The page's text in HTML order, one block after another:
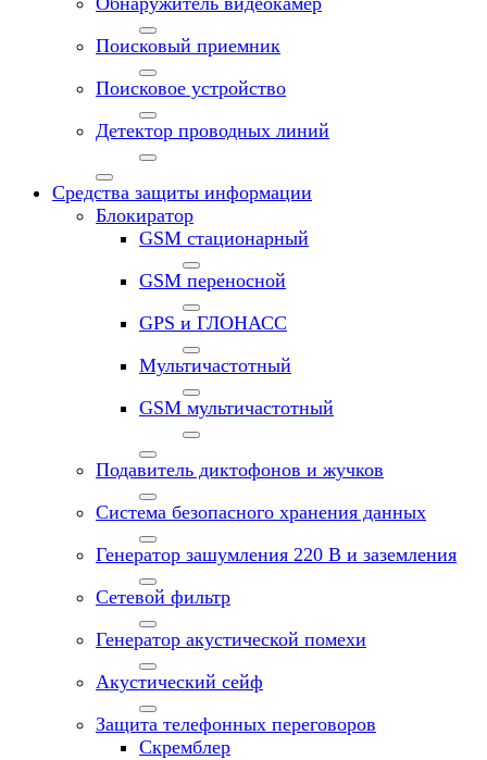
Поисковый приемник
Поисковое устройство
Детектор проводных линий
Средства защиты информации
Блокиратор
GSM стационарный
GSM переносной
GPS и ГЛОНАСС
Мультичастотный
GSM мультичастотный
Подавитель диктофонов и жучков
Система безопасного хранения данных
Генератор зашумления 220 В и заземления
Сетевой фильтр
Генератор акустической помехи
Акустический сейф
Защита телефонных переговоров
Скремблер